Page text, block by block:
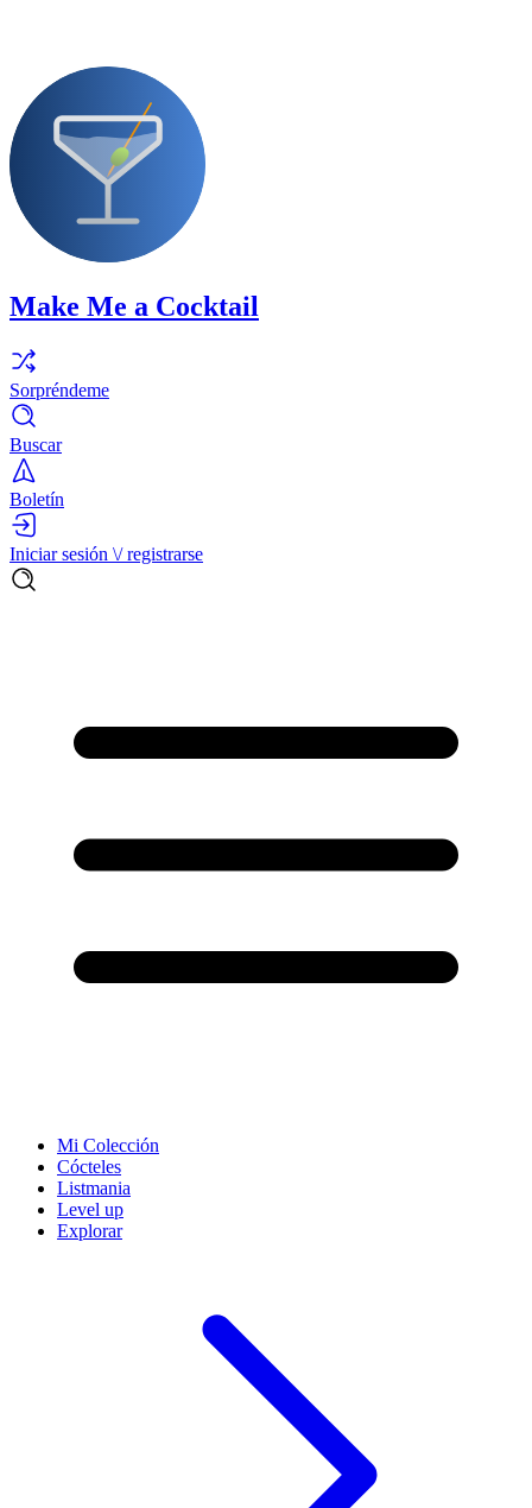
Make Me a Cocktail
Sorpréndeme
Buscar
Boletín
Iniciar sesión \/ registrarse
Mi Colección
Cócteles
Listmania
Level up
Explorar